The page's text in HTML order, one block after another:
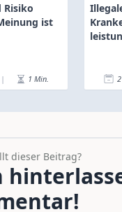
Risiko
ist
| 1 Min.
dieser Beitrag?